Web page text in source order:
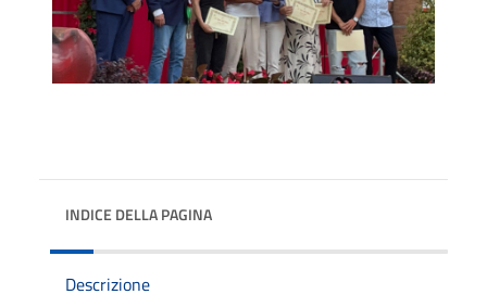
INDICE DELLA PAGINA
Descrizione